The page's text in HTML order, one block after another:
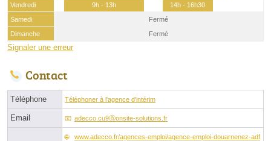
Vendredi
9h - 13h
14h - 16h30
Samedi
Fermé
Dimanche
Fermé
Signaler une erreur
Contact
Téléphone Téléphoner à l'agence d'intérim
Email adecco.cu9ⓐonsite-solutions.fr
www.adecco.fr/agences-emploi/agence-emploi-douarnenez-adf